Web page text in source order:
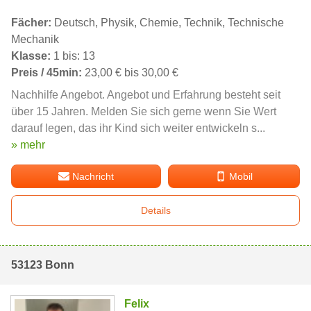
Fächer: Deutsch, Physik, Chemie, Technik, Technische
Mechanik
Klasse: 1 bis: 13
Preis / 45min: 23,00 € bis 30,00 €
Nachhilfe Angebot. Angebot und Erfahrung besteht seit
über 15 Jahren. Melden Sie sich gerne wenn Sie Wert
darauf legen, das ihr Kind sich weiter entwickeln s...
» mehr
Nachricht Mobil
Details
53123 Bonn
Felix